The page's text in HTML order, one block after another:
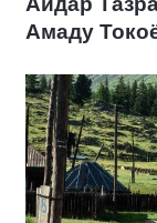
Амаду